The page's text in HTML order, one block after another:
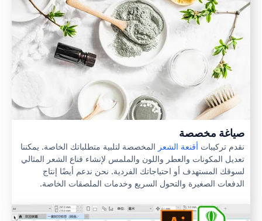
صياغة مخصصة
نقدم تركيباتأقنعة الشعرالمخصصة لتلبية متطلباتك الخاصة. يمكننا
تعديل المكونات والعطر واللون والملمس لإنشاء قناع الشعر المثالي
لسوقك المستهدف أو احتياجاتك الفردية. نحن ندعم أيضًا إنتاج
الدفعات الصغيرة والتحول السريع وخدمات الملصقات الخاصة.